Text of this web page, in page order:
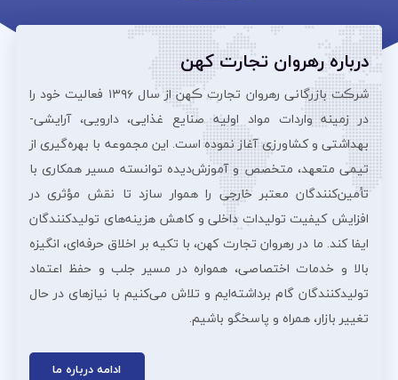
درباره رهروان تجارت کهن
شرڪت بازرگانی رهروان تجارت ڪهن از سال ۱۳۹۶ فعالیت خود را
در زمینه واردات مواد اولیه صنایع غذایی، دارویی، آرایشی‌-
بهداشتی و کشاورزی آغاز نموده است. این مجموعه با بهره‌گیری از
تیمی متعهد، متخصص و آموزش‌دیده توانسته مسیر همکاری با
تأمین‌کنندگان معتبر خارجی را هموار سازد تا نقش مؤثری در
افزایش کیفیت تولیدات داخلی و کاهش هزینه‌های تولیدکنندگان
ایفا کند. ما در رهروان تجارت کهن، با تکیه بر اخلاق حرفه‌ای، انگیزه
بالا و خدمات اختصاصی، همواره در مسیر جلب و حفظ اعتماد
تولیدکنندگان گام برداشته‌ایم و تلاش می‌کنیم با نیازهای در حال
تغییر بازار، همراه و پاسخگو باشیم.
ادامه درباره ما